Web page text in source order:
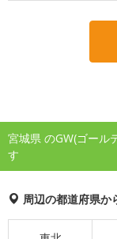
宮城県 のGW(ゴール
す
周辺の都道府県か